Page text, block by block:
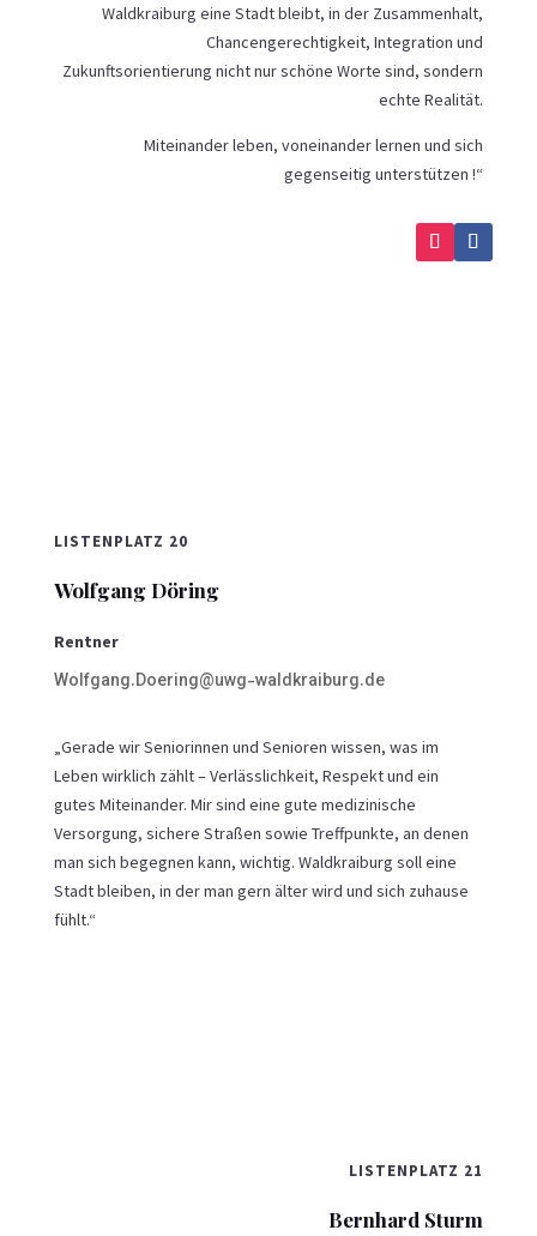
Waldkraiburg eine Stadt bleibt, in der Zusammenhalt,
Chancengerechtigkeit, Integration und
Zukunftsorientierung nicht nur schöne Worte sind, sondern
echte Realität.
Miteinander leben, voneinander lernen und sich
gegenseitig unterstützen !“
LISTENPLATZ 20
Wolfgang Döring
Rentner
Wolfgang.Doering@uwg-waldkraiburg.de
„Gerade wir Seniorinnen und Senioren wissen, was im
Leben wirklich zählt – Verlässlichkeit, Respekt und ein
gutes Miteinander. Mir sind eine gute medizinische
Versorgung, sichere Straßen sowie Treffpunkte, an denen
man sich begegnen kann, wichtig. Waldkraiburg soll eine
Stadt bleiben, in der man gern älter wird und sich zuhause
fühlt.“
LISTENPLATZ 21
Bernhard Sturm